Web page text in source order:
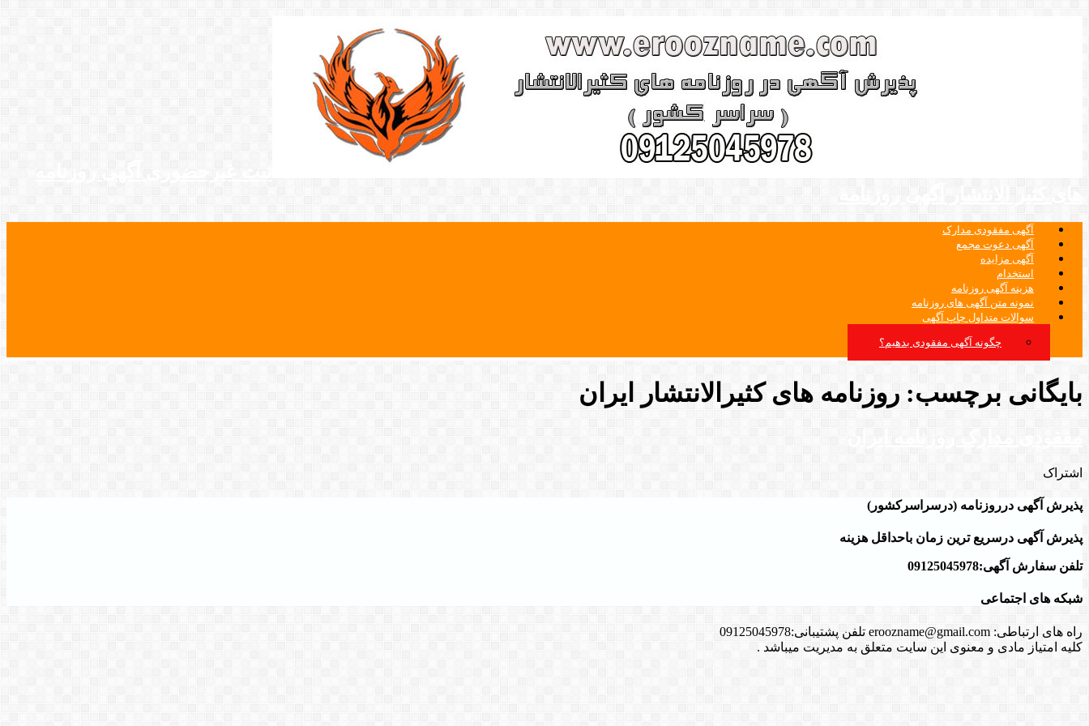
آگهی مفقودی مدارک
آگهی دعوت مجمع
آگهی مزایده
استخدام
هزینه آگهی روزنامه
نمونه متن آگهی های روزنامه
سوالات متداول چاپ آگهی
چگونه آگهی مفقودی بدهیم؟
بایگانی برچسب: روزنامه های کثیرالانتشار ایران
اشتراک
پذیرش آگهی درروزنامه (درسراسرکشور)
پذیرش آگهی درسریع ترین زمان باحداقل هزینه
تلفن سفارش آگهی:09125045978
شبکه های اجتماعی
راه های ارتباطی: eroozname@gmail.com تلفن پشتیبانی:09125045978
کلیه امتیاز مادی و معنوی این سایت متعلق به مدیریت میباشد .